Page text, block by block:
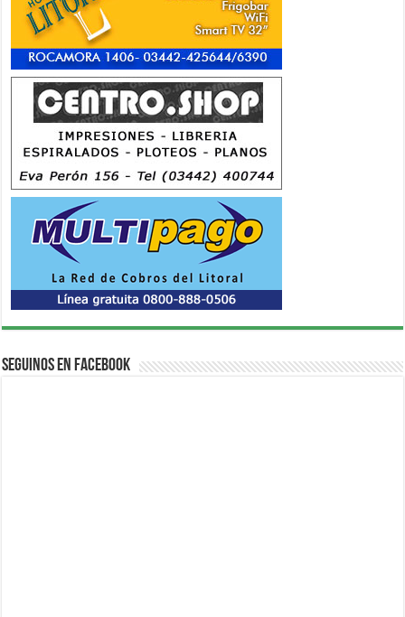
Seguinos en Facebook